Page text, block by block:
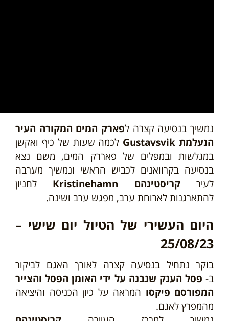
נמשיך בנסיעה קצרה לפארק המים המקורה העיר
הנעלמת Gustavsvik
לכמה שעות של כיף ואקשן
במגלשות ובמפלים של פאררק המים, משם נצא
בנסיעה בקרוואנים לכביש הראשי ונמשיך מערבה
לעירקריסטינהם Kristinehamn
לחניון
להתארגנות לארוחת ערב, מפגש ערב ושינה.
היום העשירי של הטיול יום שישי –
25/08/23
בוקר נתחיל בנסיעה קצרה לאורך האגם לביקור
ב- פסל הענק שנבנה על ידי האומן הפסל והצייר
המפורסם פיקסו המראה על כיון הכניסה והיציאה
מהמפרץ לאגם.